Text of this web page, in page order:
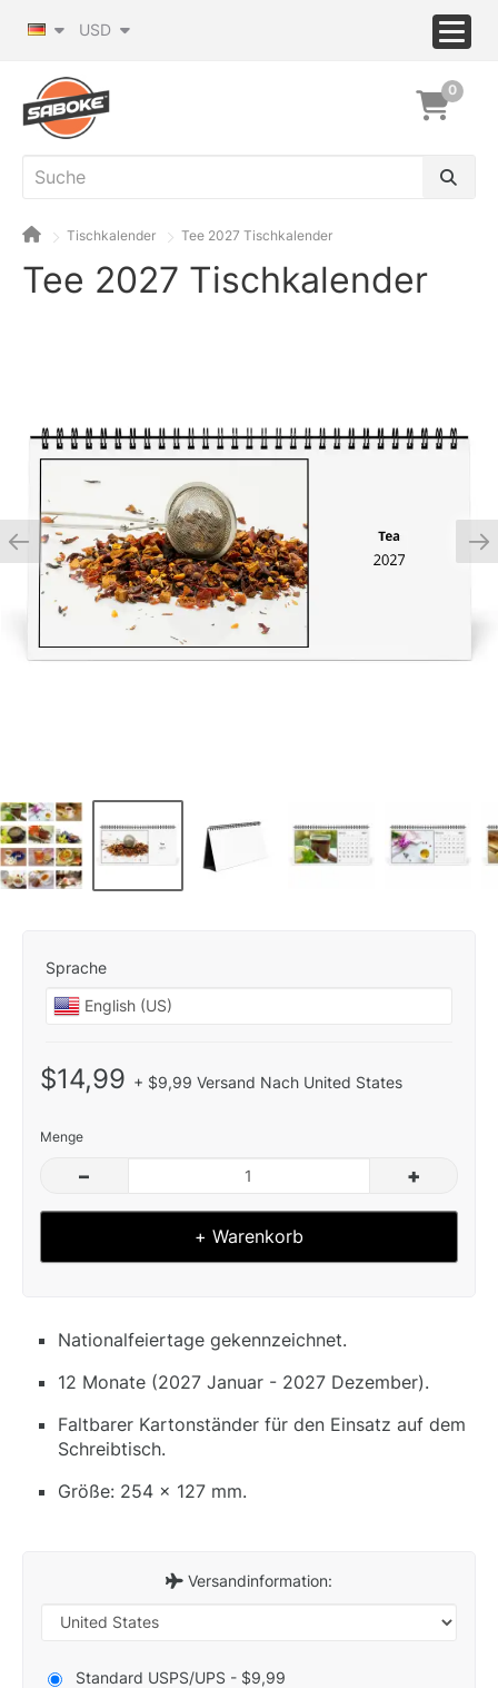
USD
0
Tischkalender Tee 2027 Tischkalender
Tee 2027 Tischkalender
Sprache
$14,99 + $9,99 Versand Nach United States
Menge
– +
+ Warenkorb
Nationalfeiertage gekennzeichnet.
12 Monate (2027 Januar - 2027 Dezember).
Faltbarer Kartonständer für den Einsatz auf dem
Schreibtisch.
Größe: 254 x 127 mm.
Versandinformation:
Standard USPS/UPS - $9,99